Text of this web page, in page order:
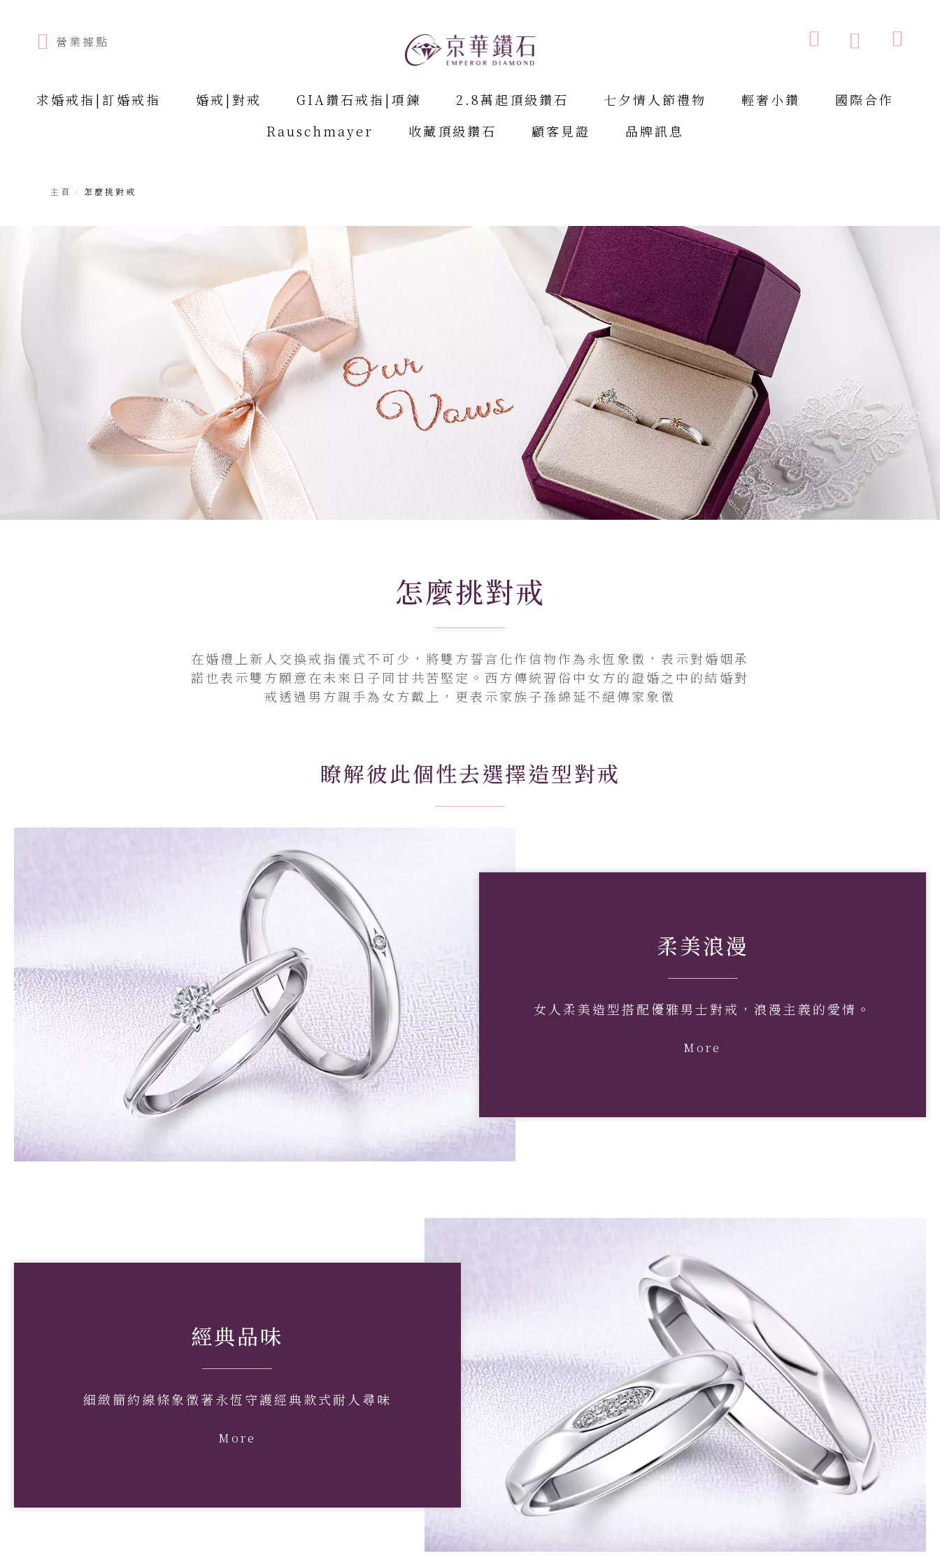
營業據點
求婚戒指|訂婚戒指 婚戒|對戒 GIA鑽石戒指|項鍊 2.8萬起頂級鑽石 七夕情人節禮物 輕奢小鑽
國際合作
Rauschmayer
收藏頂級鑽石 顧客見證 品牌訊息
主頁 怎麼挑對戒
怎麼挑對戒
在婚禮上新人交換戒指儀式不可少，將雙方誓言化作信物作為永恆象徵，表示對婚姻承
諾也表示雙方願意在未來日子同甘共苦堅定。西方傳統習俗中女方的證婚之中的結婚對
戒透過男方親手為女方戴上，更表示家族子孫綿延不絕傳家象徵
瞭解彼此個性去選擇造型對戒
柔美浪漫
女人柔美造型搭配優雅男士對戒，浪漫主義的愛情。
More
經典品味
細緻簡約線條象徵著永恆守護經典款式耐人尋味
More